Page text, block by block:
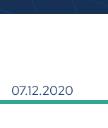
07.12.2020